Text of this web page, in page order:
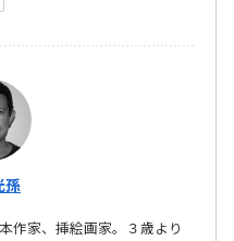
孫
作家、挿絵画家。３歳より